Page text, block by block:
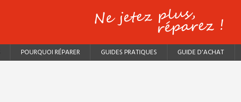
POURQUOI RÉPARER GUIDES PRATIQUES GUIDE D'ACHAT